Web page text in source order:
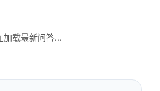
加载最新问答...